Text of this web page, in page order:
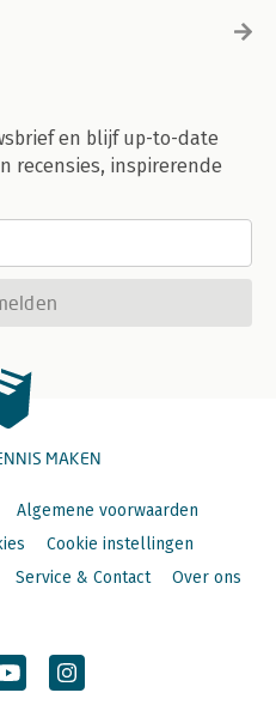
en blijf up-to-date
recensies, inspirerende
MAKEN
Algemene voorwaarden
Cookie instellingen
Service & Contact Over ons